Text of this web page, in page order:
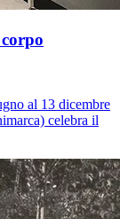
al 13 dicembre
celebra il